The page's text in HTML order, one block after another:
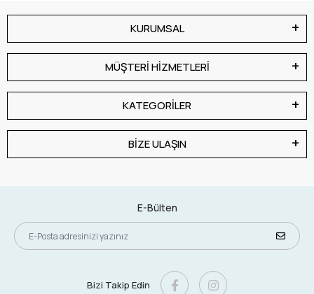
KURUMSAL
MÜŞTERİ HİZMETLERİ
KATEGORİLER
BİZE ULAŞIN
E-Bülten
Bizi Takip Edin